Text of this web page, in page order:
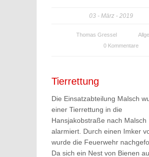
03 März 2019
Thomas Gressel
0 Kommentare
Tierrettung
Die Einsatzabteilung Malsch
einer Tierrettung in die
Hansjakobstraße nach Malsch
alarmiert. Durch einen Imker
wurde die Feuerwehr
Da sich ein Nest von Bienen